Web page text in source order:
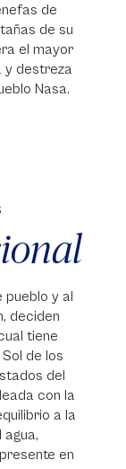
de
de su
el mayor
y destreza
Nasa.
pueblo y al
deciden
tiene
de los
del
con la
a la
en